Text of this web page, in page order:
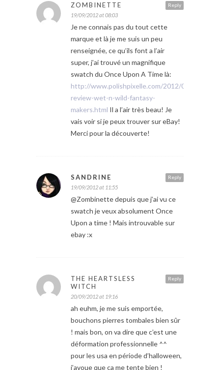
Reply
ZOMBINETTE
19/09/2012 at 08:03
Je ne connais pas du tout cette
marque et là je me suis un peu
renseignée, ce qu’ils font a l’air
super, j’ai trouvé un magnifique
swatch du Once Upon A Time là:
http://www.polishpixelle.com/2012/09/swatch-
review-wet-n-wild-fantasy-
makers.html Il a l’air très beau! Je
vais voir si je peux trouver sur eBay!
Merci pour la découverte!
Reply
SANDRINE
19/09/2012 at 11:55
@Zombinette depuis que j’ai vu ce
swatch je veux absolument Once
Upon a time ! Mais introuvable sur
ebay :x
Reply
THE HEARTSLESS
WITCH
20/09/2012 at 19:16
ah euhm, je me suis emportée,
bouchons pierres tombales bien sûr
! mais bon, on va dire que c’est une
déformation professionnelle ^^
pour les usa en période d’halloween,
j’avoue que ça me tente bien !